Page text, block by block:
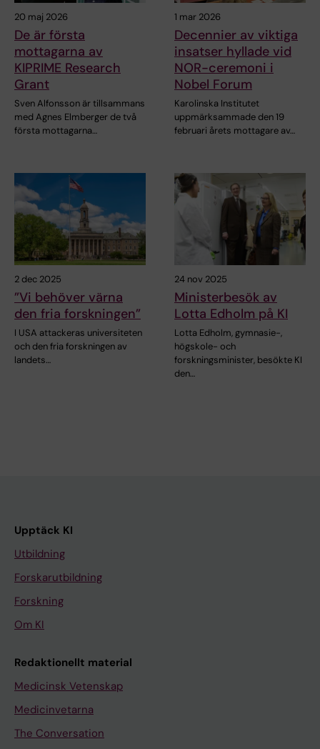
20 maj 2026
De är första
mottagarna av
KIPRIME Research
Grant
Sven Alfonsson är tillsammans
med Agnes Elmberger de två
första mottagarna…
1 mar 2026
Decennier av viktiga
insatser hyllade vid
NOR-ceremoni i
Nobel Forum
Karolinska Institutet
uppmärksammade den 19
februari årets mottagare av…
2 dec 2025
”Vi behöver värna
den fria forskningen”
I USA attackeras universiteten
och den fria forskningen av
landets…
24 nov 2025
Ministerbesök av
Lotta Edholm på KI
Lotta Edholm, gymnasie-,
högskole- och
forskningsminister, besökte KI
den…
Upptäck KI
Utbildning
Forskarutbildning
Forskning
Om KI
Redaktionellt material
Medicinsk Vetenskap
Medicinvetarna
The Conversation